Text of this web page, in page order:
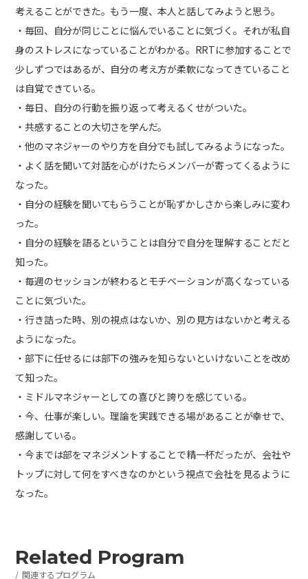
考えることができた。もう一度、本人と話してみようと思う。
・毎回、自分が同じことに悩んでいることに気づく。それが私自
身のストレスになっていることがわかる。RRTに参加することで
少しずつではあるが、自分の考え方が柔軟になってきていること
は自覚できている。
・毎日、自分の行動を振り返って考えるくせがついた。
・共感することの大切さを学んだ。
・他のマネジャーのやり方を自分でも試してみるようになった。
・よく話を聞いて対話を心がけたらメンバーが寄ってくるように
なった。
・自分の経験を聞いてもらうことが恥ずかしさから楽しみに変わ
った。
・自分の経験を語るということは自分で自分を理解することだと
知った。
・毎週のセッションが終わるとモチベーションが高くなっている
ことに気づいた。
・行き詰った時、別の視点はないか、別の見方はないかと考える
ようになった。
・部下に任せるには部下の強みを知らないといけないことを改め
て知った。
・ミドルマネジャーとしての喜びと誇りを感じている。
・今、仕事が楽しい。理論を実践できる場があることが幸せで、
感謝している。
・今までは部をマネジメントすることで精一杯だったが、会社や
トップに対して何をすべきなのかという視点で会社を見るように
なった。
Related Program
関連するプログラム